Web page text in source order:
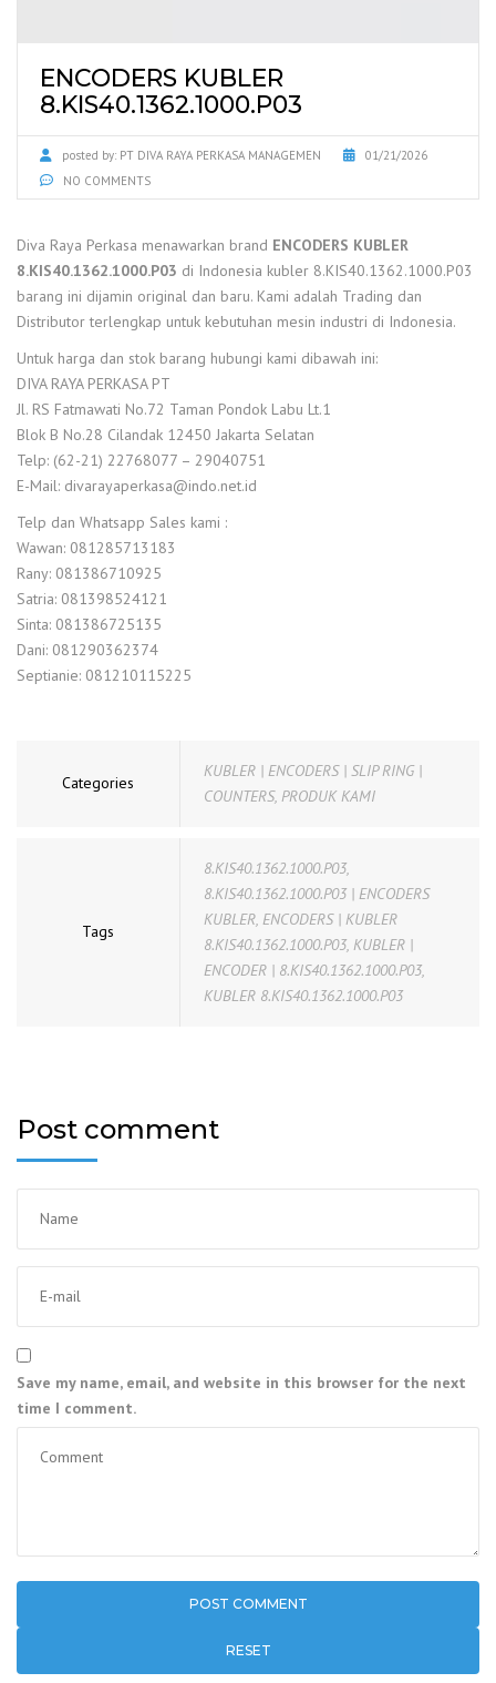
ENCODERS KUBLER
8.KIS40.1362.1000.P03
posted by: PT DIVA RAYA PERKASA MANAGEMEN
01/21/2026
NO COMMENTS
Diva Raya Perkasa menawarkan brand ENCODERS KUBLER
8.KIS40.1362.1000.P03 di Indonesia kubler 8.KIS40.1362.1000.P03
barang ini dijamin original dan baru. Kami adalah Trading dan
Distributor terlengkap untuk kebutuhan mesin industri di Indonesia.
Untuk harga dan stok barang hubungi kami dibawah ini:
DIVA RAYA PERKASA PT
Jl. RS Fatmawati No.72 Taman Pondok Labu Lt.1
Blok B No.28 Cilandak 12450 Jakarta Selatan
Telp: (62-21) 22768077 – 29040751
E-Mail: divarayaperkasa@indo.net.id
Telp dan Whatsapp Sales kami :
Wawan: 081285713183
Rany: 081386710925
Satria: 081398524121
Sinta: 081386725135
Dani: 081290362374
Septianie: 081210115225
Categories
KUBLER | ENCODERS | SLIP RING |
COUNTERS, PRODUK KAMI
Tags
8.KIS40.1362.1000.P03,
8.KIS40.1362.1000.P03 | ENCODERS
KUBLER, ENCODERS | KUBLER
8.KIS40.1362.1000.P03, KUBLER |
ENCODER | 8.KIS40.1362.1000.P03,
KUBLER 8.KIS40.1362.1000.P03
Post comment
Save my name, email, and website in this browser for the next
time I comment.
RESET